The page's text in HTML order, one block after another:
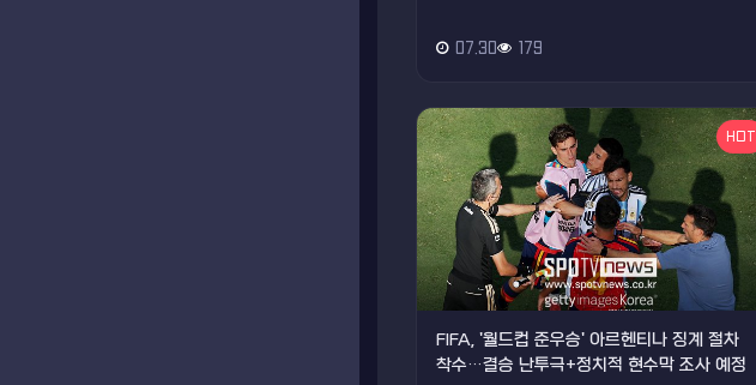
07.30 179
HOT
FIFA, '월드컵 준우승' 아르헨티나 징계 절차
착수…결승 난투극+정치적 현수막 조사 예정